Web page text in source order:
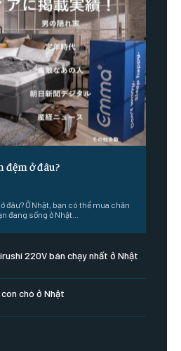
đệm ở đâu?
đâu? Ở Nhật, bạn có thể mua chăn
đang sống ở Nhật...
220V bán chạy nhất ở Nhật
chó ở Nhật